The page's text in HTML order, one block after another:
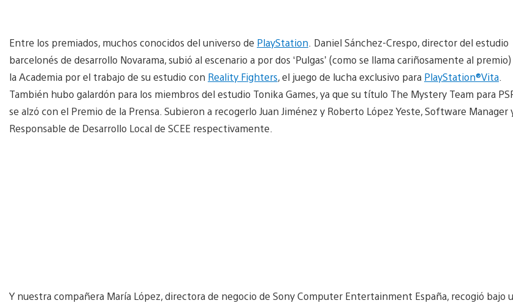
Entre los premiados, muchos conocidos del universo de PlayStation . Daniel Sánchez-Crespo, director del estudio
barcelonés de desarrollo Novarama, subió al escenario a por dos ‘Pulgas’ (como se llama cariñosamente al premio)
la Academia por el trabajo de su estudio con Reality Fighters, el juego de lucha exclusivo para PlayStation®Vita
También hubo galardón para los miembros del estudio Tonika Games, ya que su título The Mystery Team para
se alzó con el Premio de la Prensa. Subieron a recogerlo Juan Jiménez y Roberto López Yeste, Software Manager
Responsable de Desarrollo Local de SCEE respectivamente.
Y nuestra compañera María López, directora de negocio de Sony Computer Entertainment España, recogió bajo